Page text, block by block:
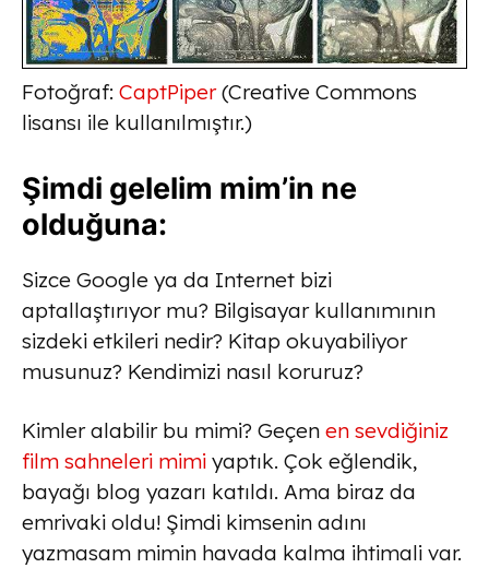
Fotoğraf: CaptPiper(Creative Commons
lisansı ile kullanılmıştır.)
Şimdi gelelim mim’in ne
olduğuna:
Sizce Google ya da Internet bizi
aptallaştırıyor mu? Bilgisayar kullanımının
sizdeki etkileri nedir? Kitap okuyabiliyor
musunuz? Kendimizi nasıl koruruz?
Kimler alabilir bu mimi? Geçen en sevdiğiniz
film sahneleri mimi yaptık. Çok eğlendik,
bayağı blog yazarı katıldı. Ama biraz da
emrivaki oldu! Şimdi kimsenin adını
yazmasam mimin havada kalma ihtimali var.